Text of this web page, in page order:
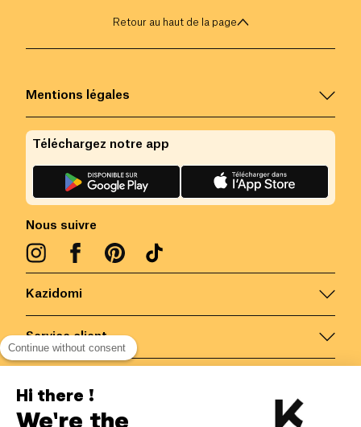
Retour au haut de la page
Kazidomi
Service client
Mentions légales
Nous suivre
Téléchargez notre app
Belgique / FR
Continue without consent
Hi there !
We're the